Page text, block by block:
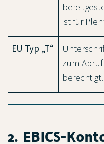
ist für
EU Typ „T“
zum
berechtigt.
2. EBICS-